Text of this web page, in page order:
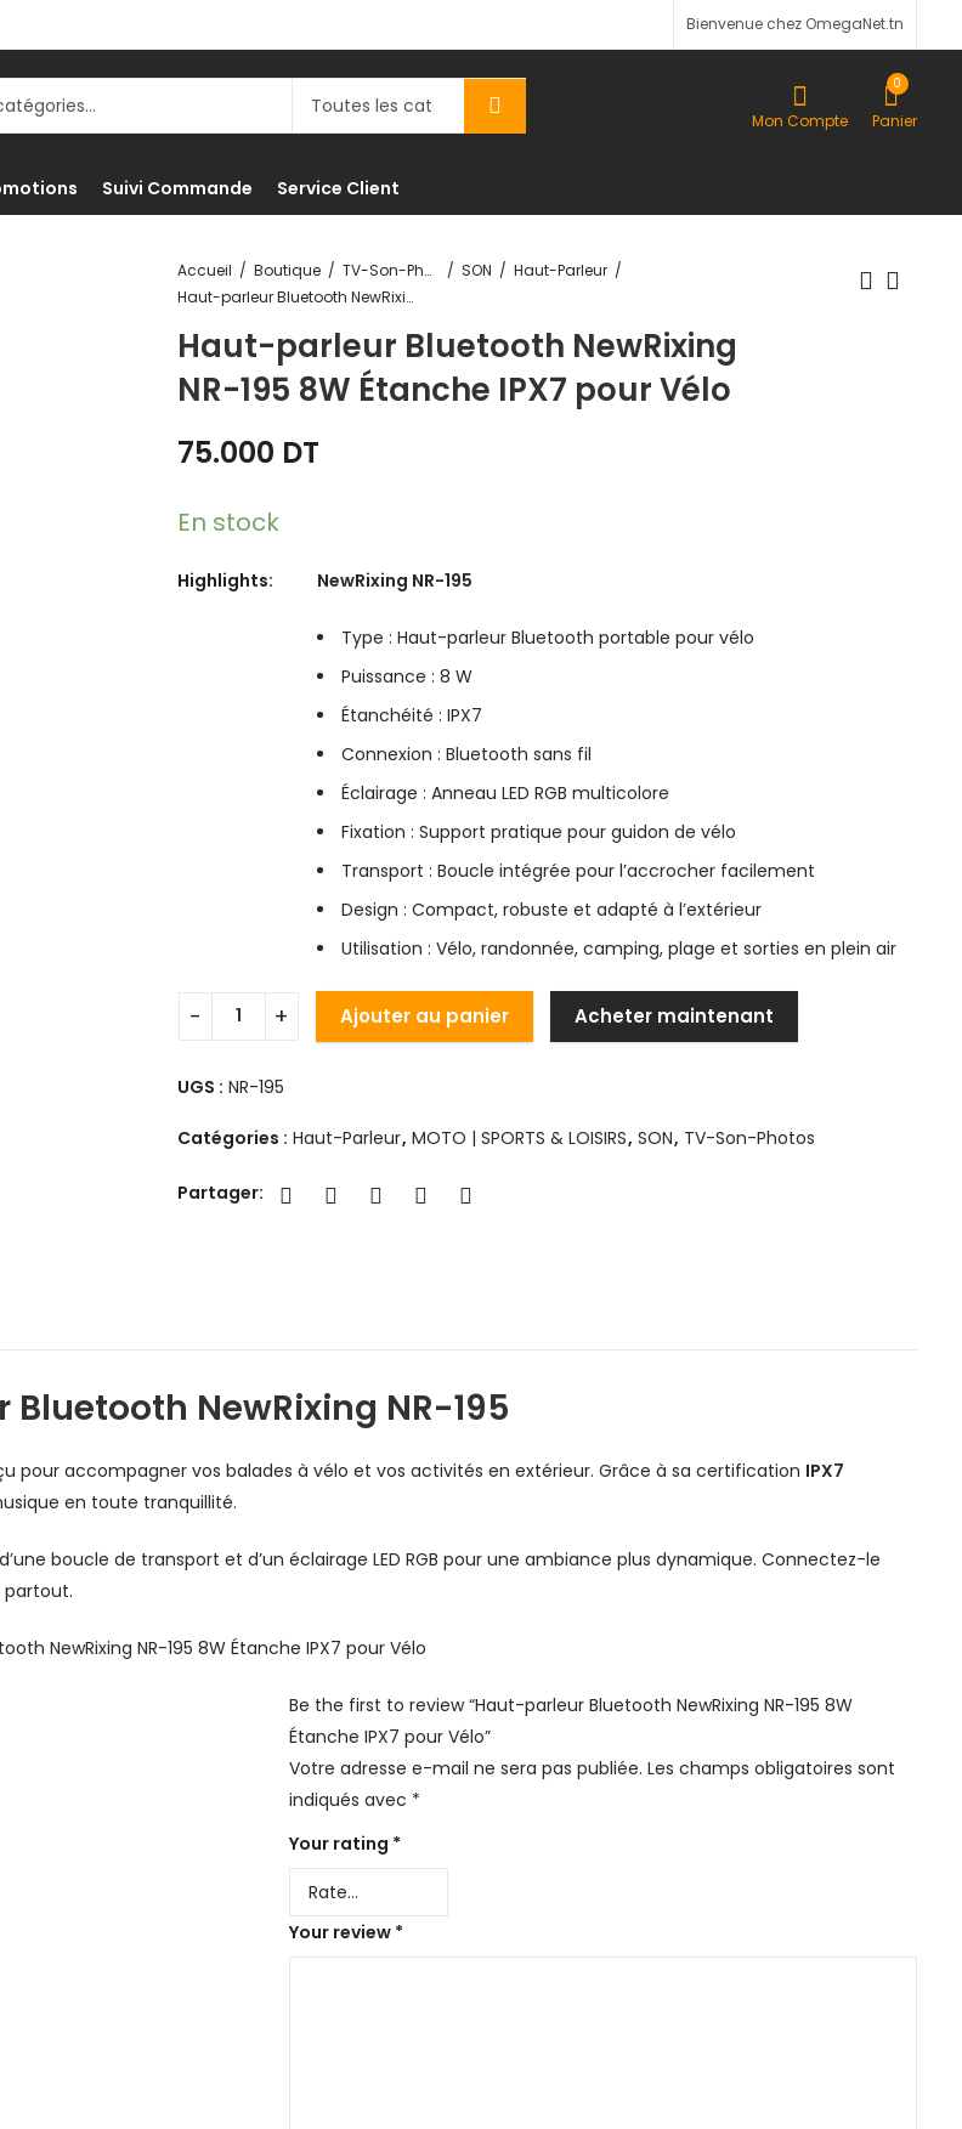
Bienvenue chez OmegaNet.tn
Mon Compte
0
Panier
Suivi Commande Service Client
Accueil Boutique TV-Son-Photos SON
Haut-Parleur
Haut-parleur Bluetooth NewRixing NR-195 8W Étanche IPX7 pour Vélo
Haut-parleur Bluetooth NewRixing
NR-195 8W Étanche IPX7 pour Vélo
75.000 DT
En stock
Highlights: NewRixing NR-195
Type : Haut-parleur Bluetooth portable pour vélo
Puissance : 8 W
Étanchéité : IPX7
Connexion : Bluetooth sans fil
Éclairage : Anneau LED RGB multicolore
Fixation : Support pratique pour guidon de vélo
Transport : Boucle intégrée pour l’accrocher facilement
Design : Compact, robuste et adapté à l’extérieur
Utilisation : Vélo, randonnée, camping, plage et sorties en plein air
Ajouter au panier Acheter maintenant
UGS : NR-195
Catégories : Haut-Parleur, MOTO | SPORTS & LOISIRS, SON, TV-Son-Photos
Partager:
NewRixing NR-195
pour accompagner vos balades à vélo et vos activités en extérieur. Grâce à sa certification IPX7
en toute tranquillité.
boucle de transport et d’un éclairage LED RGB pour une ambiance plus dynamique. Connectez-le
Be the first to review “Haut-parleur Bluetooth NewRixing NR-195 8W
Étanche IPX7 pour Vélo”
Votre adresse e-mail ne sera pas publiée. Les champs obligatoires sont
indiqués avec *
Your rating *
Your review *